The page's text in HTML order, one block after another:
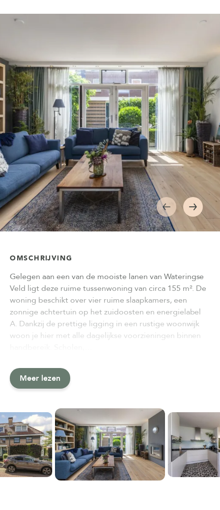
OMSCHRIJVING
Gelegen aan een van de mooiste lanen van Wateringse
Veld ligt deze ruime tussenwoning van circa 155 m². De
woning beschikt over vier ruime slaapkamers, een
zonnige achtertuin op het zuidoosten en energielabel
A. Dankzij de prettige ligging in een rustige woonwijk
woon je hier met alle dagelijkse voorzieningen binnen
Meer lezen